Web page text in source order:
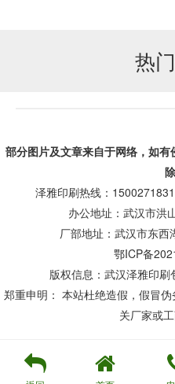
热
部分图片及文章来自于网络，如有
除
泽雅印刷热线：
办公地址：武汉市洪
厂部地址：武汉市东西
鄂ICP备
版权信息：武汉泽雅印
郑重申明： 本站杜绝造假，假冒
关厂家或